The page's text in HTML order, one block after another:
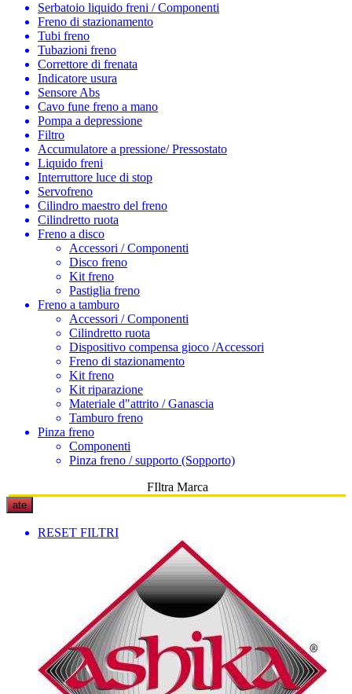
Serbatoio liquido freni / Componenti
Freno di stazionamento
Tubi freno
Tubazioni freno
Correttore di frenata
Indicatore usura
Sensore Abs
Cavo fune freno a mano
Pompa a depressione
Filtro
Accumulatore a pressione/ Pressostato
Liquido freni
Interruttore luce di stop
Servofreno
Cilindro maestro del freno
Cilindretto ruota
Freno a disco
Accessori / Componenti
Disco freno
Kit freno
Pastiglia freno
Freno a tamburo
Accessori / Componenti
Cilindretto ruota
Dispositivo compensa gioco /Accessori
Freno di stazionamento
Kit freno
Kit riparazione
Materiale d"attrito / Ganascia
Tamburo freno
Pinza freno
Componenti
Pinza freno / supporto (Sopporto)
FIltra Marca
ate
RESET FILTRI